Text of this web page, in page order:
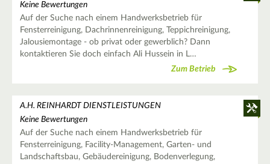
Keine Bewertungen
Auf der Suche nach einem Handwerksbetrieb für
Fensterreinigung, Dachrinnenreinigung, Teppichreinigung,
Jalousiemontage - ob privat oder gewerblich? Dann
kontaktieren Sie doch einfach Ali Hussein in L…
Zum Betrieb
A.H. REINHARDT DIENSTLEISTUNGEN
Keine Bewertungen
Auf der Suche nach einem Handwerksbetrieb für
Fensterreinigung, Facility-Management, Garten- und
Landschaftsbau, Gebäudereinigung, Bodenverlegung,